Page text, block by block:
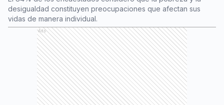
desigualdad constituyen preocupaciones que afectan sus
vidas de manera individual.
Ads